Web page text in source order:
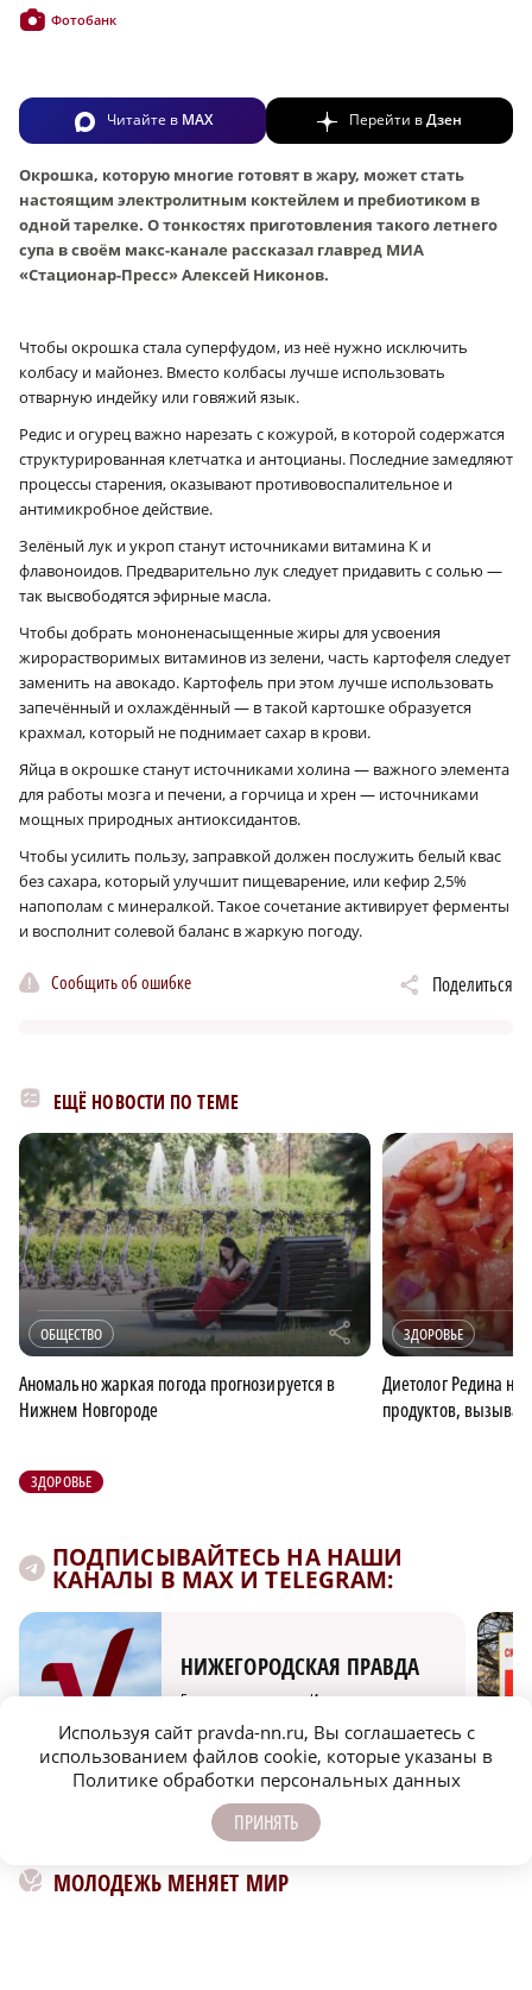
Фотобанк
Читайте в MAX Перейти вДзен
Окрошка, которую многие готовят в жару, может стать
настоящим электролитным коктейлем и пребиотиком в
одной тарелке. О тонкостях приготовления такого летнего
супа в своём макс-канале рассказал главред МИА
«Стационар-Пресс» Алексей Никонов.
Чтобы окрошка стала суперфудом, из неё нужно исключить
колбасу и майонез. Вместо колбасы лучше использовать
отварную индейку или говяжий язык.
Редис и огурец важно нарезать с кожурой, в которой содержатся
структурированная клетчатка и антоцианы. Последние замедляют
процессы старения, оказывают противовоспалительное и
антимикробное действие.
Зелёный лук и укроп станут источниками витамина К и
флавоноидов. Предварительно лук следует придавить с солью —
так высвободятся эфирные масла.
Чтобы добрать мононенасыщенные жиры для усвоения
жирорастворимых витаминов из зелени, часть картофеля следует
заменить на авокадо. Картофель при этом лучше использовать
запечённый и охлаждённый — в такой картошке образуется
крахмал, который не поднимает сахар в крови.
Яйца в окрошке станут источниками холина — важного элемента
для работы мозга и печени, а горчица и хрен — источниками
мощных природных антиоксидантов.
Чтобы усилить пользу, заправкой должен послужить белый квас
без сахара, который улучшит пищеварение, или кефир 2,5%
напополам с минералкой. Такое сочетание активирует ферменты
и восполнит солевой баланс в жаркую погоду.
Сообщить об ошибке Поделиться
ЕЩЁ НОВОСТИ ПО ТЕМЕ
ОБЩЕСТВО r
Аномально жаркая погода прогнозируется в
Нижнем Новгороде
ЗДОРОВЬЕ
Диетолог Редина
продуктов,
ЗДОРОВЬЕ
ПОДПИСЫВАЙТЕСЬ НА НАШИ
КАНАЛЫ В MAX И TELEGRAM:
НИЖЕГОРОДСКАЯ ПРАВДА
Быстро, честно, точно. И ничего лишнего
МОЛОДЕЖЬ МЕНЯЕТ МИР
Используя сайт pravda-nn.ru, Вы соглашаетесь с
использованием файлов cookie, которые указаны в
Политике обработки персональных данных
ПРИНЯТЬ